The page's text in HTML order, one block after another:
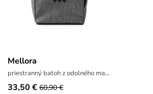
Mellora
priestranný batoh z odolného materiálu
33,50 € 60,90 €